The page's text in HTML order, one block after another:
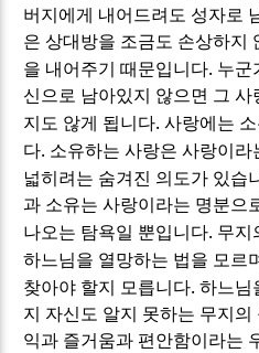
버지에게 내어드려도 성자로
은 상대방을 조금도 손상하지
을 내어주기 때문입니다. 누군
신으로 남아있지 않으면 그
지도 않게 됩니다.사랑에는
다. 소유하는 사랑은 사랑이
넓히려는 숨겨진 의도가 있습
과 소유는 사랑이라는 명분으
나오는 탐욕일 뿐입니다. 무지
하느님을 열망하는 법을 모르
찾아야 할지 모릅니다.하느님
지 자신도 알지 못하는 무지의
익과 즐거움과 편안함이라는